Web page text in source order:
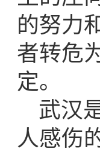
的努力
者转危
定。
武汉
人感伤